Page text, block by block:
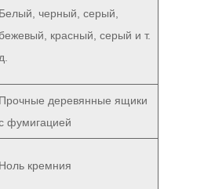
Белый, черный, серый,
бежевый, красный, серый и т.
д.
Прочные деревянные ящики
фумигацией
Ноль кремния